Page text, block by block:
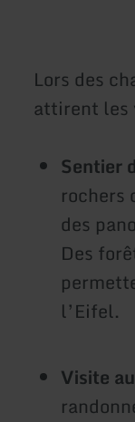
Lors des
attirent les
Sentier
rochers
des
Des
l’Eifel.
Visite